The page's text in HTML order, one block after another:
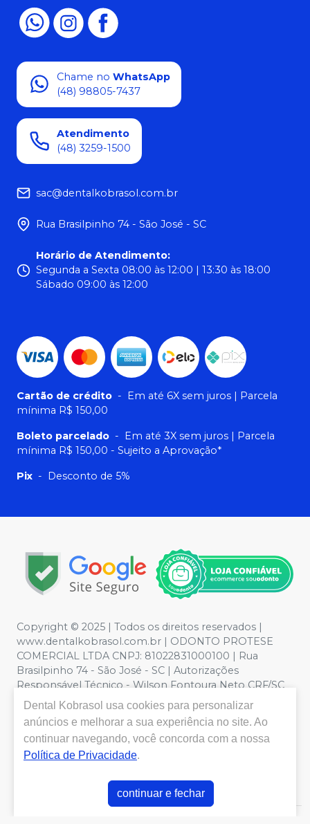
Chame no WhatsApp
(48) 98805-7437
Atendimento
(48) 3259-1500
sac@dentalkobrasol.com.br
Rua Brasilpinho 74 - São José - SC
Horário de Atendimento:
Segunda a Sexta 08:00 às 12:00 | 13:30 às 18:00
Sábado 09:00 às 12:00
Cartão de crédito - Em até 6X sem juros | Parcela
mínima R$ 150,00
Boleto parcelado - Em até 3X sem juros | Parcela
mínima R$ 150,00 - Sujeito a Aprovação*
Pix - Desconto de 5%
Copyright © 2025 | Todos os direitos reservados |
www.dentalkobrasol.com.br | ODONTO PROTESE
COMERCIAL LTDA CNPJ: 81022831000100 | Rua
Brasilpinho 74 - São José - SC | Autorizações
Responsável Técnico - Wilson Fontoura Neto CRF/SC
12450 | Política de Privacidade e Segurança - Fotos
meramente ilustrativas - Os preços e condições da loja
virtual estão sujeitos a alterações. Em caso de
divergência de preços no site, o valor válido é o do
Carrinho de Compra. Não vendemos por atacado, por
de grandes volumes pelo site.
Dental Kobrasol usa cookies para personalizar
anúncios e melhorar a sua experiência no site. Ao
continuar navegando, você concorda com a nossa
Política de Privacidade.
continuar e fechar